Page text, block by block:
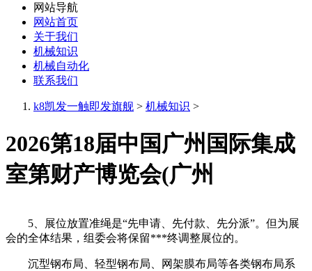
网站导航
网站首页
关于我们
机械知识
机械自动化
联系我们
k8凯发一触即发旗舰 > 机械知识 >
2026第18届中国广州国际集成
室第财产博览会(广州
5、展位放置准绳是“先申请、先付款、先分派”。但为展
会的全体结果，组委会将保留***终调整展位的。
沉型钢布局、轻型钢布局、网架膜布局等各类钢布局系